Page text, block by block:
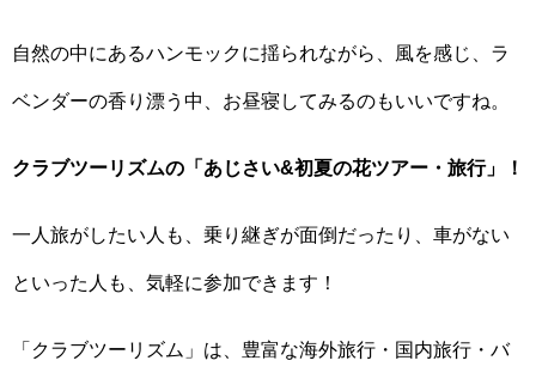
自然の中にあるハンモックに揺られながら、風を感じ、ラ
ベンダーの香り漂う中、お昼寝してみるのもいいですね。
クラブツーリズムの「あじさい&初夏の花ツアー・旅行」！
一人旅がしたい人も、乗り継ぎが面倒だったり、車がない
といった人も、気軽に参加できます！
「クラブツーリズム」は、豊富な海外旅行・国内旅行・バ